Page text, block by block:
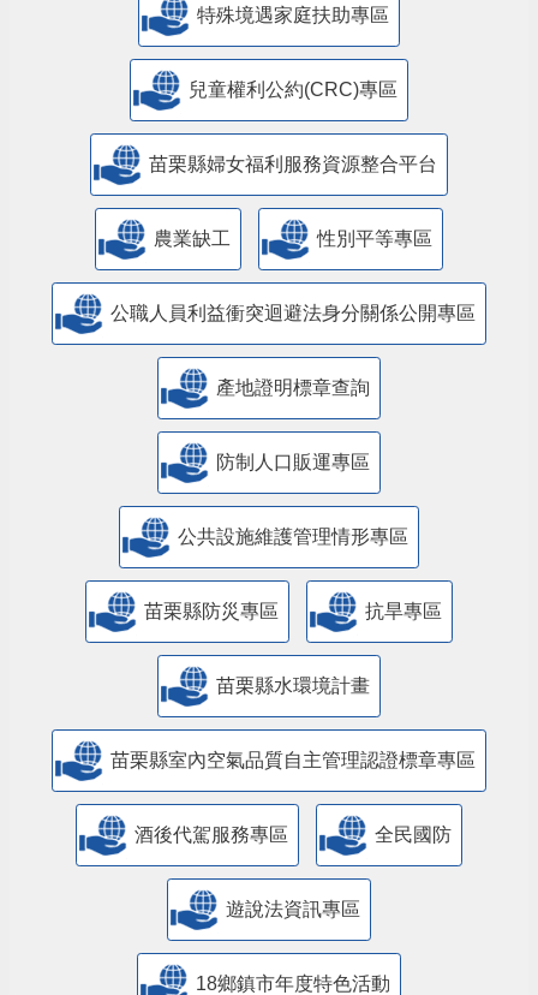
特殊境遇家庭扶助專區
兒童權利公約(CRC)專區
苗栗縣婦女福利服務資源整合平台
農業缺工 性別平等專區
公職人員利益衝突迴避法身分關係公開專區
產地證明標章查詢
防制人口販運專區
​公共設施維護管理情形專區
苗栗縣防災專區 抗旱專區
苗栗縣水環境計畫
苗栗縣室內空氣品質自主管理認證標章專區
酒後代駕服務專區 全民國防
遊說法資訊專區
18鄉鎮市年度特色活動